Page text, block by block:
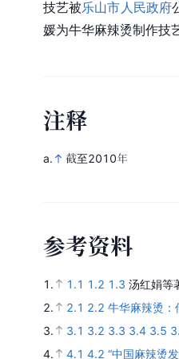
技艺被乐山市人民政府
媛为牛华麻辣烫制作技
注释
a. 截至2010年
参考资料
1. 1.1 1.2 1.3 汤红娟等
2.
2.1 2.2 牛华麻辣烫：
3.
3.1 3.2 3.3 3.4 3.5
4.
4.1 4.2 “中国麻辣烫